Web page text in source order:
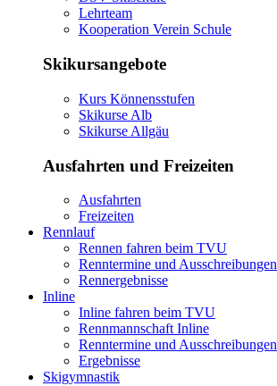
Lehrteam
Kooperation Verein Schule
Skikursangebote
Kurs Könnensstufen
Skikurse Alb
Skikurse Allgäu
Ausfahrten und Freizeiten
Ausfahrten
Freizeiten
Rennlauf
Rennen fahren beim TVU
Renntermine und Ausschreibungen
Rennergebnisse
Inline
Inline fahren beim TVU
Rennmannschaft Inline
Renntermine und Ausschreibungen
Ergebnisse
Skigymnastik